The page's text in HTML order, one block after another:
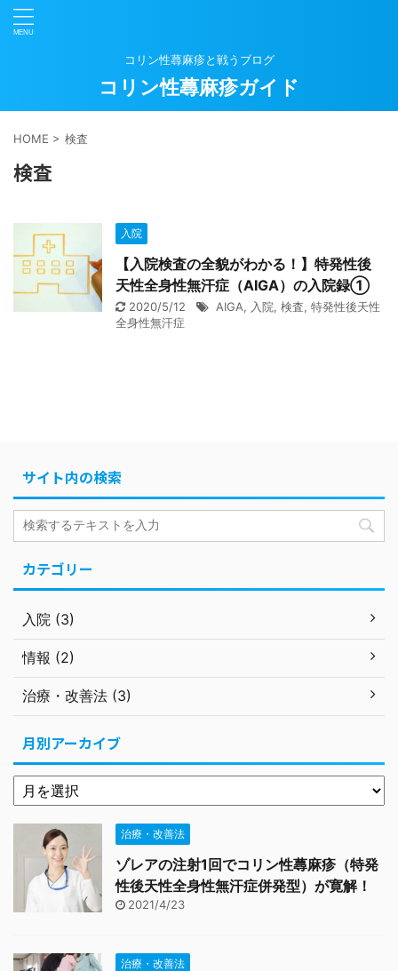
コリン性蕁麻疹と戦うブログ
コリン性蕁麻疹ガイド
HOME > 検査
検査
入院
【入院検査の全貌がわかる！】特発性後
天性全身性無汗症（AIGA）の入院録①
2020/5/12 AIGA, 入院, 検査, 特発性後天性
全身性無汗症
サイト内の検索
カテゴリー
入院 (3)
情報 (2)
治療・改善法 (3)
月別アーカイブ
治療・改善法
ゾレアの注射1回でコリン性蕁麻疹（特発
性後天性全身性無汗症併発型）が寛解！
2021/4/23
治療・改善法